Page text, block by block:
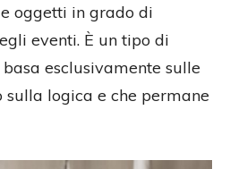
oggetti in grado di
eventi. È un tipo di
esclusivamente sulle
sulla logica e che permane